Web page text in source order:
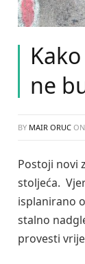
ne
BY MAIR ORUC ON
Postoji novi
stoljeća.
isplanirano
stalno
provesti